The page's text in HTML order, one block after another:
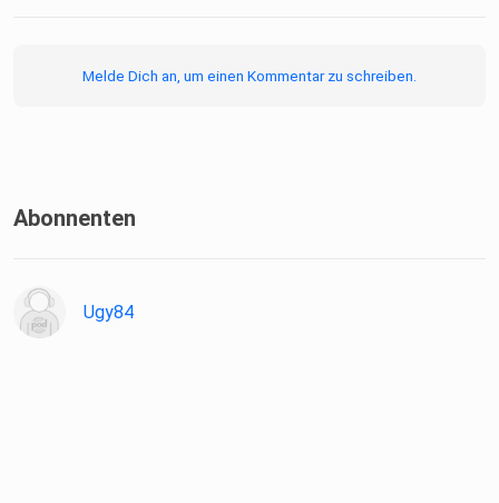
Melde Dich an, um einen Kommentar zu schreiben.
Abonnenten
Ugy84